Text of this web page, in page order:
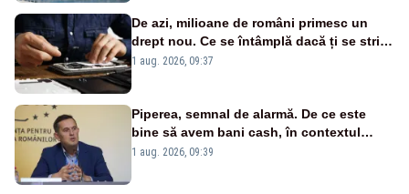
De azi, milioane de români primesc un
drept nou. Ce se întâmplă dacă ți se strică
un produs
1 aug. 2026, 09:37
Piperea, semnal de alarmă. De ce este
bine să avem bani cash, în contextul
alertei energetice?
1 aug. 2026, 09:39